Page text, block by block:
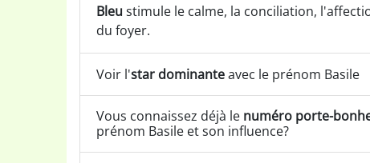
Bleu stimule le calme, la conciliation,
du foyer.
Voir l'star dominanteavec le prénom Basile
Vous connaissez déjà le numéro porte-
prénom Basile et son influence?